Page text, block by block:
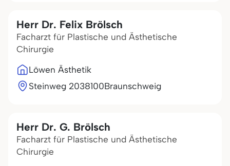
Herr Dr. Felix Brölsch
Facharzt für Plastische und Ästhetische
Chirurgie
Löwen Ästhetik
Steinweg 2038100Braunschweig
Herr Dr. G. Brölsch
Facharzt für Plastische und Ästhetische
Chirurgie